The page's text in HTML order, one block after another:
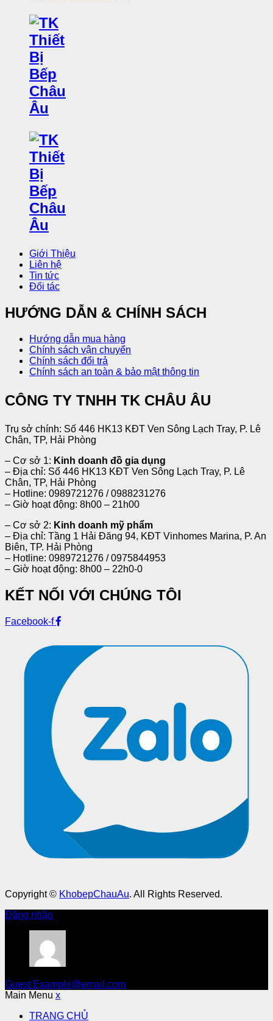
Giới Thiệu
Liên hệ
Tin tức
Đối tác
HƯỚNG DẪN & CHÍNH SÁCH
Hướng dẫn mua hàng
Chính sách vận chuyển
Chính sách đổi trả
Chính sách an toàn & bảo mật thông tin
CÔNG TY TNHH TK CHÂU ÂU
Trụ sở chính: Số 446 HK13 KĐT Ven Sông Lạch Tray, P. Lê
Chân, TP, Hải Phòng
– Cơ sở 1: Kinh doanh đồ gia dụng
– Địa chỉ: Số 446 HK13 KĐT Ven Sông Lạch Tray, P. Lê
Chân, TP, Hải Phòng
– Hotline: 0989721276 / 0988231276
– Giờ hoạt động: 8h00 – 21h00
– Cơ sở 2: Kinh doanh mỹ phẩm
– Địa chỉ: Tầng 1 Hải Đăng 94, KĐT Vinhomes Marina, P. An
Biên, TP. Hải Phòng
– Hotline: 0989721276 / 0975844953
– Giờ hoạt động: 8h00 – 22h0-0
KẾT NỐI VỚI CHÚNG TÔI
Facebook-f
Copyright © KhobepChauAu. All Rights Reserved.
Đăng nhập
Guest Example@email.com
Main Menu x
TRANG CHỦ